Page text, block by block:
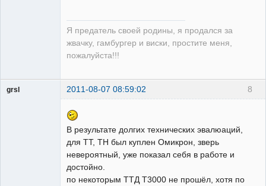
Я предатель своей родины, я продался за
жвачку, гамбургер и виски, простите меня,
пожалуйста!!!
8
grsl 2011-08-07 08:59:02
В результате долгих технических эвалюаций,
для ТТ, ТН был куплен Омикрон, зверь
невероятный, уже показал себя в работе и
достойно.
по некоторым ТТД Т3000 не прошёл, хотя по